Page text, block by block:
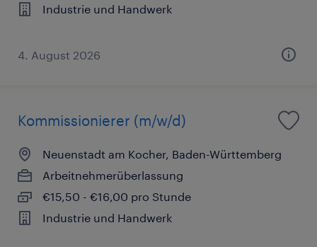
Industrie und Handwerk
4. August 2026
Kommissionierer (m/w/d)
Neuenstadt am Kocher, Baden-Württemberg
Arbeitnehmerüberlassung
€15,50 - €16,00 pro Stunde
Industrie und Handwerk